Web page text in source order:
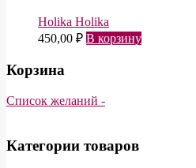
Holika Holika
450,00 ₽ В корзину
Корзина
Список желаний -
Категории товаров